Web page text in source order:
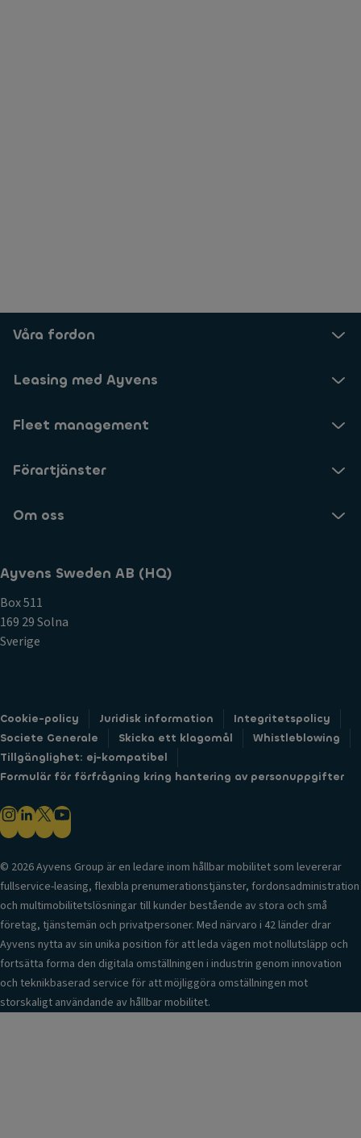
Våra fordon
Leasing med Ayvens
Fleet management
Förartjänster
Om oss
Ayvens Sweden AB (HQ)
Box 511
169 29 Solna
Sverige
Cookie-policy Juridisk information
Integritetspolicy
Societe Generale
Skicka ett klagomål
Whistleblowing
Tillgänglighet: ej-kompatibel
Formulär för förfrågning kring hantering av personuppgifter
© 2026 Ayvens Group är en ledare inom hållbar mobilitet som levererar
fullservice-leasing, flexibla prenumerationstjänster, fordonsadministration
och multimobilitetslösningar till kunder bestående av stora och små
företag, tjänstemän och privatpersoner. Med närvaro i 42 länder drar
Ayvens nytta av sin unika position för att leda vägen mot nollutsläpp och
fortsätta forma den digitala omställningen i industrin genom innovation
och teknikbaserad service för att möjliggöra omställningen mot
storskaligt användande av hållbar mobilitet.